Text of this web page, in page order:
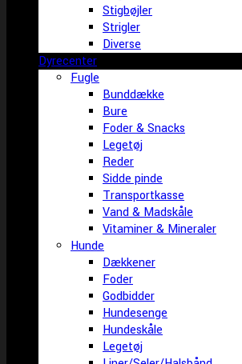
Stigbøjler
Strigler
Diverse
Dyrecenter
Fugle
Bunddække
Bure
Foder & Snacks
Legetøj
Reder
Sidde pinde
Transportkasse
Vand & Madskåle
Vitaminer & Mineraler
Hunde
Dækkener
Foder
Godbidder
Hundesenge
Hundeskåle
Legetøj